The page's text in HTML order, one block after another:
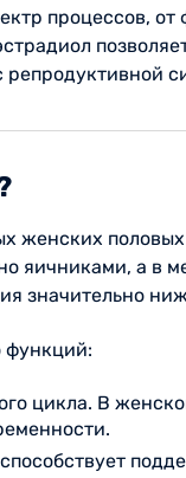
процессов,
репродуктивной
женских
яичниками, а в
значительно
функций:
цикла. В